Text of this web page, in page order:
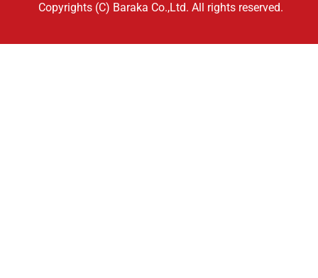
Copyrights (C) Baraka Co.,Ltd. All rights reserved.